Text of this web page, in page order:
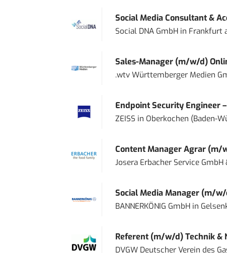
Social Media Consultant &
Social DNA GmbHin Frankfurt
Sales-Manager (m/w/d)
.wtv Württemberger Medien
Endpoint Security Engineer
ZEISS in Oberkochen (Baden-
Content Manager Agrar (m/
Josera Erbacher Service GmbH
Social Media Manager (m/
BANNERKÖNIG GmbHin
Referent (m/w/d) Technik &
DVGW Deutscher Verein des